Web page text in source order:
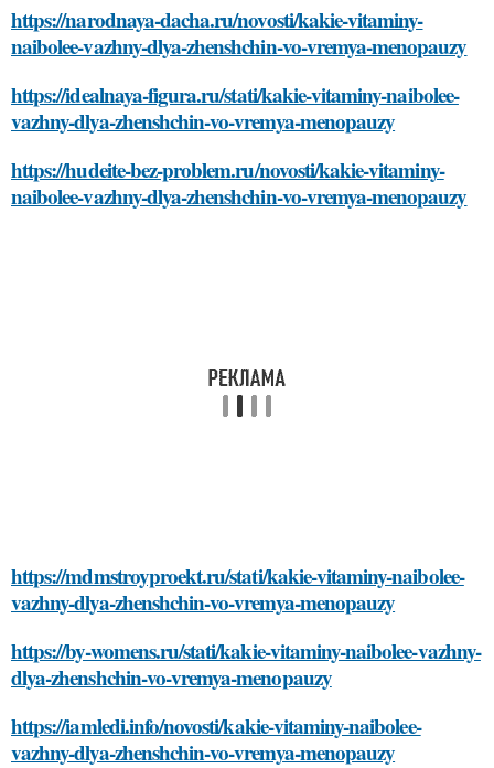
https://narodnaya-dacha.ru/novosti/kakie-vitaminy-
naibolee-vazhny-dlya-zhenshchin-vo-vremya-menopauzy
https://idealnaya-figura.ru/stati/kakie-vitaminy-naibolee-
vazhny-dlya-zhenshchin-vo-vremya-menopauzy
https://hudeite-bez-problem.ru/novosti/kakie-vitaminy-
naibolee-vazhny-dlya-zhenshchin-vo-vremya-menopauzy
https://mdmstroyproekt.ru/stati/kakie-vitaminy-naibolee-
vazhny-dlya-zhenshchin-vo-vremya-menopauzy
https://by-womens.ru/stati/kakie-vitaminy-naibolee-vazhny-
dlya-zhenshchin-vo-vremya-menopauzy
https://iamledi.info/novosti/kakie-vitaminy-naibolee-
vazhny-dlya-zhenshchin-vo-vremya-menopauzy